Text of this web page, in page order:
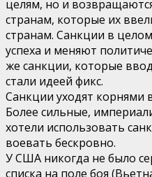
целям, но и
странам, которые их
странам. Санкции в
успеха и меняют
же санкции, которые
стали идеей фикс.
Санкции уходят корнями
Более сильные,
хотели использовать
воевать бескровно.
У США никогда не было
списка на поле боя